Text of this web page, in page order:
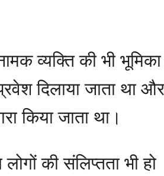
व्यक्ति की भी भूमिका
दिलाया जाता था और
किया जाता था।
की संलिप्तता भी हो